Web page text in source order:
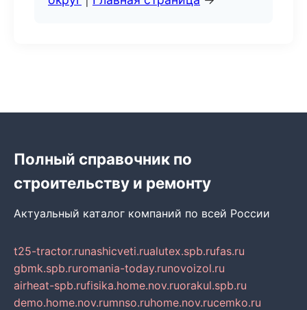
Полный справочник по
строительству и ремонту
Актуальный каталог компаний по всей России
t25-tractor.runashicveti.rualutex.spb.rufas.ru
gbmk.spb.ruromania-today.runovoizol.ru
airheat-spb.rufisika.home.nov.ruorakul.spb.ru
demo.home.nov.rumnso.ruhome.nov.rucemko.ru